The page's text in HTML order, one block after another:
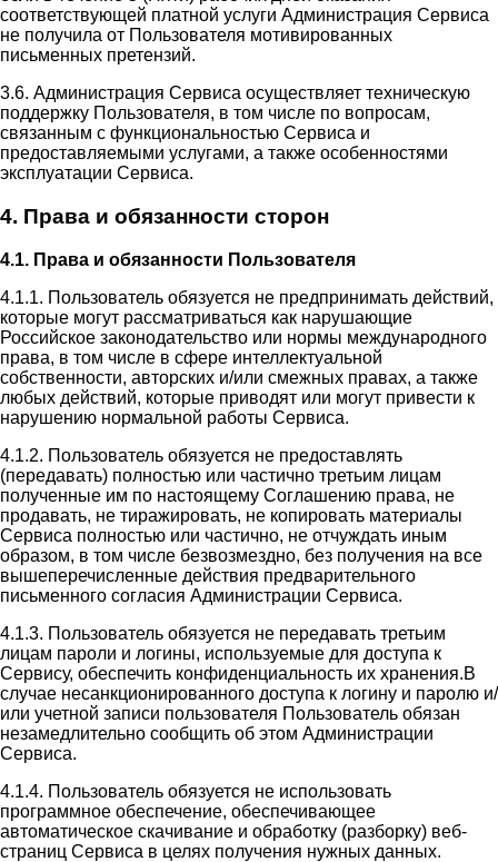
соответствующей платной услуги Администрация Сервиса
не получила от Пользователя мотивированных
письменных претензий.
3.6. Администрация Сервиса осуществляет техническую
поддержку Пользователя, в том числе по вопросам,
связанным с функциональностью Сервиса и
предоставляемыми услугами, а также особенностями
эксплуатации Сервиса.
4. Права и обязанности сторон
4.1. Права и обязанности Пользователя
4.1.1. Пользователь обязуется не предпринимать действий,
которые могут рассматриваться как нарушающие
Российское законодательство или нормы международного
права, в том числе в сфере интеллектуальной
собственности, авторских и/или смежных правах, а также
любых действий, которые приводят или могут привести к
нарушению нормальной работы Сервиса.
4.1.2. Пользователь обязуется не предоставлять
(передавать) полностью или частично третьим лицам
полученные им по настоящему Соглашению права, не
продавать, не тиражировать, не копировать материалы
Сервиса полностью или частично, не отчуждать иным
образом, в том числе безвозмездно, без получения на все
вышеперечисленные действия предварительного
письменного согласия Администрации Сервиса.
4.1.3. Пользователь обязуется не передавать третьим
лицам пароли и логины, используемые для доступа к
Сервису, обеспечить конфиденциальность их хранения.В
случае несанкционированного доступа к логину и паролю и/
или учетной записи пользователя Пользователь обязан
незамедлительно сообщить об этом Администрации
Сервиса.
4.1.4. Пользователь обязуется не использовать
программное обеспечение, обеспечивающее
автоматическое скачивание и обработку (разборку) веб-
страниц Сервиса в целях получения нужных данных.